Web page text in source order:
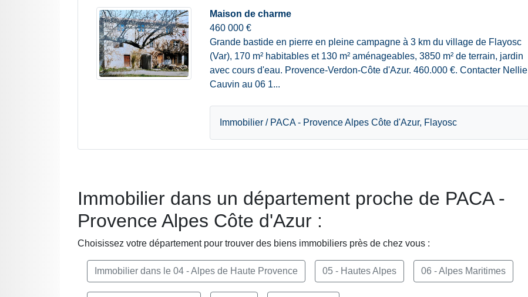
Maison de charme
460 000 €
Grande bastide en pierre en pleine campagne à 3 km du village de Flayosc
(Var), 170 m² habitables et 130 m² aménageables, 3850 m² de terrain, jardin
avec cours d'eau. Provence-Verdon-Côte d'Azur. 460.000 €. Contacter Nellie
Cauvin au 06 1...
Immobilier / PACA - Provence Alpes Côte d'Azur, Flayosc
Immobilier dans un département proche de PACA -
Provence Alpes Côte d'Azur :
Choisissez votre département pour trouver des biens immobiliers près de chez vous :
Immobilier dans le 04 - Alpes de Haute Provence 05 - Hautes Alpes 06 - Alpes Maritimes